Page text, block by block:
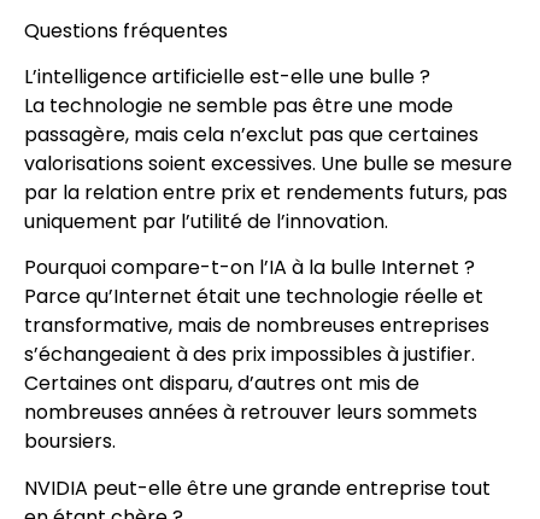
Questions fréquentes
L’intelligence artificielle est-elle une bulle ?
La technologie ne semble pas être une mode
passagère, mais cela n’exclut pas que certaines
valorisations soient excessives. Une bulle se mesure
par la relation entre prix et rendements futurs, pas
uniquement par l’utilité de l’innovation.
Pourquoi compare-t-on l’IA à la bulle Internet ?
Parce qu’Internet était une technologie réelle et
transformative, mais de nombreuses entreprises
s’échangeaient à des prix impossibles à justifier.
Certaines ont disparu, d’autres ont mis de
nombreuses années à retrouver leurs sommets
boursiers.
NVIDIA peut-elle être une grande entreprise tout